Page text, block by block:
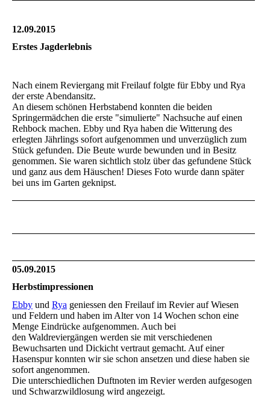
12.09.2015
Erstes Jagderlebnis
Nach einem Reviergang mit Freilauf folgte für Ebby und Rya
der erste Abendansitz.
An diesem schönen Herbstabend konnten die beiden
Springermädchen die erste "simulierte" Nachsuche auf einen
Rehbock machen. Ebby und Rya haben die Witterung des
erlegten Jährlings sofort aufgenommen und unverzüglich zum
Stück gefunden. Die Beute wurde bewunden und in Besitz
genommen. Sie waren sichtlich stolz über das gefundene Stück
und ganz aus dem Häuschen! Dieses Foto wurde dann später
bei uns im Garten geknipst.
05.09.2015
Herbstimpressionen
Ebby und Rya geniessen den Freilauf im Revier auf Wiesen
und Feldern und haben im Alter von 14 Wochen schon eine
Menge Eindrücke aufgenommen. Auch bei
den Waldreviergängen werden sie mit verschiedenen
Bewuchsarten und Dickicht vertraut gemacht. Auf einer
Hasenspur konnten wir sie schon ansetzen und diese haben sie
sofort angenommen.
Die unterschiedlichen Duftnoten im Revier werden aufgesogen
und Schwarzwildlosung wird angezeigt.